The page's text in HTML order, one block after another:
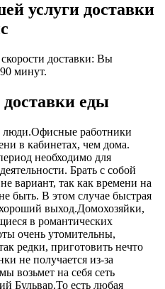
услуги доставки
доставки: Вы
минут.
еды
люди.Офисные работники
в кабинетах, чем дома.
необходимо для
Брать с собой
вариант, так как времени на
быть. В этом случае быстрая
выход.Домохозяйки,
в романтических
очень утомительны,
редки, приготовить нечто
не получается из-за
возьмет на себя сеть
Бульвар.То есть любая